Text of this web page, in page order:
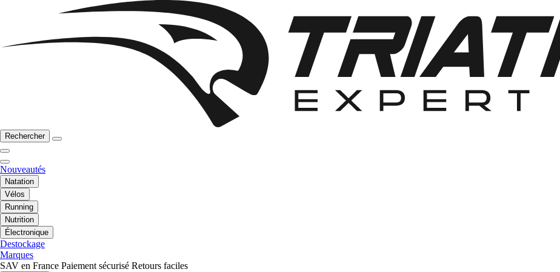
Rechercher
Nouveautés
Natation
Vélos
Running
Nutrition
Électronique
Destockage
Marques
SAV en France Paiement sécurisé Retours faciles